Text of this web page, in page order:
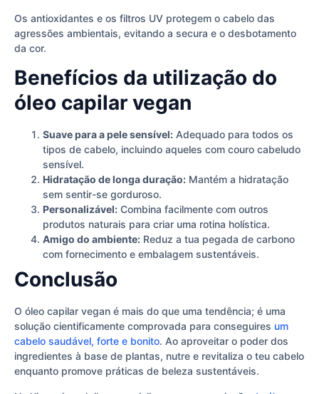
Os antioxidantes e os filtros UV protegem o cabelo das
agressões ambientais, evitando a secura e o desbotamento
da cor.
Benefícios da utilização do
óleo capilar vegan
Suave para a pele sensível: Adequado para todos os
tipos de cabelo, incluindo aqueles com couro cabeludo
sensível.
Hidratação de longa duração: Mantém a hidratação
sem sentir-se gorduroso.
Personalizável: Combina facilmente com outros
produtos naturais para criar uma rotina holística.
Amigo do ambiente: Reduz a tua pegada de carbono
com fornecimento e embalagem sustentáveis.
Conclusão
O óleo capilar vegan é mais do que uma tendência; é uma
solução cientificamente comprovada para conseguires um
cabelo saudável, forte e bonito. Ao aproveitar o poder dos
ingredientes à base de plantas, nutre e revitaliza o teu cabelo
enquanto promove práticas de beleza sustentáveis.